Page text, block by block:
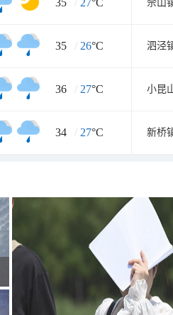
35 / 27°C 佘山
35 / 26°C 泗泾
36 / 27°C 小昆
34 / 27°C 新桥